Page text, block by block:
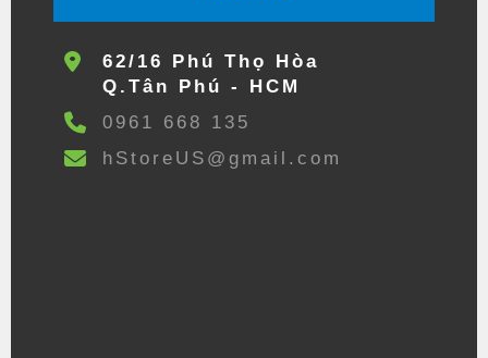
62/16 Phú Thọ Hòa
Q.Tân Phú - HCM
0961 668 135
hStoreUS@gmail.com